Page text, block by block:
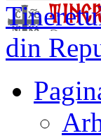
din